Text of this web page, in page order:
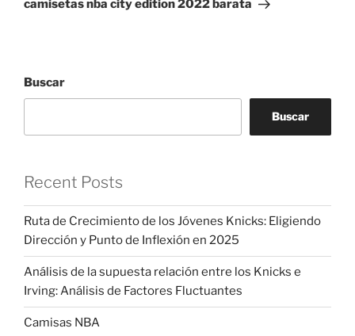
camisetas nba city edition 2022 barata
Buscar
Buscar
Recent Posts
Ruta de Crecimiento de los Jóvenes Knicks: Eligiendo
Dirección y Punto de Inflexión en 2025
Análisis de la supuesta relación entre los Knicks e
Irving: Análisis de Factores Fluctuantes
Camisas NBA